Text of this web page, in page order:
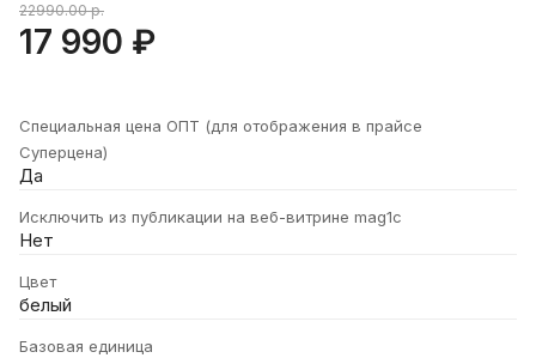
22990.00 р.
17 990 ₽
Специальная цена ОПТ (для отображения в прайсе
Суперцена)
Да
Исключить из публикации на веб-витрине mag1c
Нет
Цвет
белый
Базовая единица